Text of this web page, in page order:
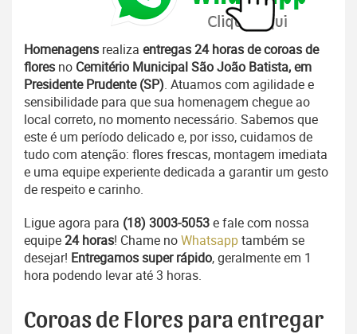
Homenagens realiza entregas 24 horas de coroas de
flores no Cemitério Municipal São João Batista, em
Presidente Prudente (SP). Atuamos com agilidade e
sensibilidade para que sua homenagem chegue ao
local correto, no momento necessário. Sabemos que
este é um período delicado e, por isso, cuidamos de
tudo com atenção: flores frescas, montagem imediata
e uma equipe experiente dedicada a garantir um gesto
de respeito e carinho.
Ligue agora para (18) 3003-5053e fale com nossa
equipe24 horas! Chame noWhatsapptambém se
desejar! Entregamos super rápido, geralmente em 1
hora podendo levar até 3 horas.
Coroas de Flores para entregar